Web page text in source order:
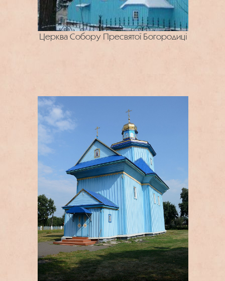
Церква Собору Пресвятої Богородиці